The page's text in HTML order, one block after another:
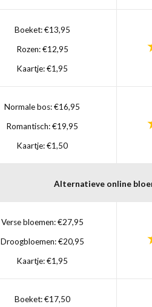
Boeket: €13,95
Rozen: €12,95
Kaartje: €1,95
Normale bos: €16,95
Romantisch: €19,95
Kaartje: €1,50
Alternatieve online
Verse bloemen: €27,95
Droogbloemen: €20,95
Kaartje: €1,95
Boeket: €17,50